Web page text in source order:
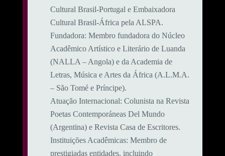
Cultural Brasil-Portugal e Embaixadora
Cultural Brasil-África pela ALSPA.
​Fundadora: Membro fundadora do Núcleo
Acadêmico Artístico e Literário de Luanda
(NALLA – Angola) e da Academia de
Letras, Música e Artes da África (A.L.M.A.
– São Tomé e Príncipe).
​Atuação Internacional: Colunista na Revista
Poetas Contemporáneas Del Mundo
(Argentina) e Revista Casa de Escritores.
​Instituições Acadêmicas: Membro de
prestigiadas entidades, incluindo